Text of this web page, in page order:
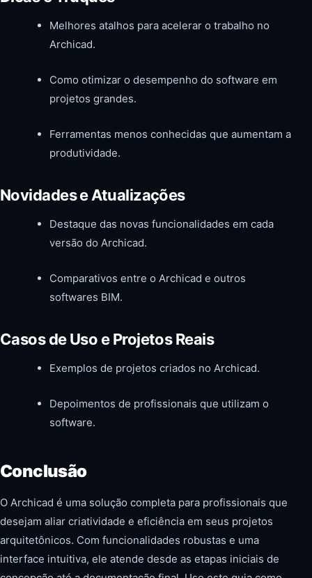
Melhores atalhos para acelerar o trabalho no
Archicad.
Como otimizar o desempenho do software em
projetos grandes.
Ferramentas menos conhecidas que aumentam a
produtividade.
Novidades e Atualizações
Destaque das novas funcionalidades em cada
versão do Archicad.
Comparativos entre o Archicad e outros
softwares BIM.
Casos de Uso e Projetos Reais
Exemplos de projetos criados no Archicad.
Depoimentos de profissionais que utilizam o
software.
Conclusão
O Archicad é uma solução completa para profissionais que
desejam aliar criatividade e eficiência em seus projetos
arquitetônicos. Com funcionalidades robustas e uma
interface intuitiva, ele atende desde as etapas iniciais de